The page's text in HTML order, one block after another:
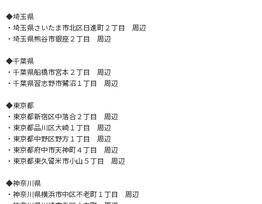
◆埼玉県
・埼玉県さいたま市北区日進町２丁目 周辺
・埼玉県熊谷市銀座２丁目 周辺
◆千葉県
・千葉県船橋市宮本２丁目 周辺
・千葉県習志野市鷺沼１丁目 周辺
◆東京都
・東京都新宿区中落合２丁目 周辺
・東京都品川区大崎１丁目 周辺
・東京都中野区野方１丁目 周辺
・東京都府中市天神町４丁目 周辺
・東京都東久留米市小山５丁目 周辺
◆神奈川県
・神奈川県横浜市中区不老町１丁目 周辺